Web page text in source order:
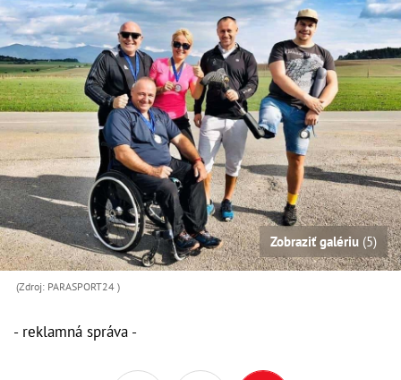
Zobraziť galériu (5)
(Zdroj: PARASPORT24 )
- reklamná správa -